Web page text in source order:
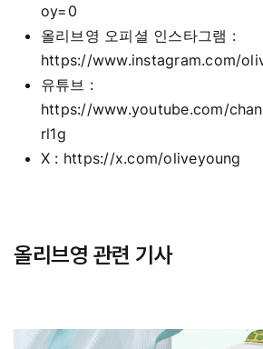
oy=0
올리브영 오피셜 인스타그램 :
https://www.instagram.com/
유튜브 :
https://www.youtube.com/
rl1g
X : https://x.com/oliveyoung
올리브영 관련 기사